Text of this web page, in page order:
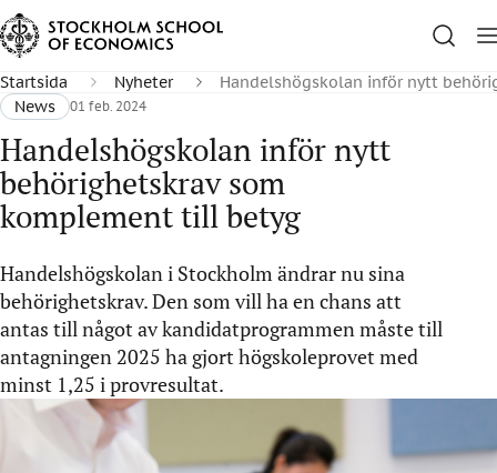
Startsida Nyheter
Handelshögskolan inför nytt
News
01 feb. 2024
Handelshögskolan inför nytt
behörighetskrav som
komplement till betyg
Handelshögskolan i Stockholm ändrar nu sina
behörighetskrav. Den som vill ha en chans att
antas till något av kandidatprogrammen måste till
antagningen 2025 ha gjort högskoleprovet med
minst 1,25 i provresultat.